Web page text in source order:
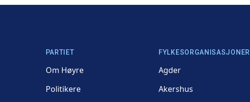
PARTIET
Om Høyre
Politikere
FYLKESORGANISASJONER
Agder
Akershus